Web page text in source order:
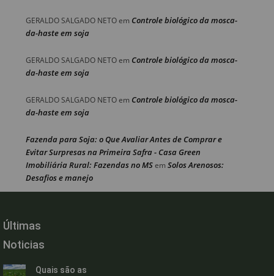
GERALDO SALGADO NETOem Controle biológico da mosca-
da-haste em soja
GERALDO SALGADO NETOem Controle biológico da mosca-
da-haste em soja
GERALDO SALGADO NETOem Controle biológico da mosca-
da-haste em soja
Fazenda para Soja: o Que Avaliar Antes de Comprar e
Evitar Surpresas na Primeira Safra - Casa Green
Imobiliária Rural: Fazendas no MSem Solos Arenosos:
Desafios e manejo
Últimas
Noticias
Quais são as